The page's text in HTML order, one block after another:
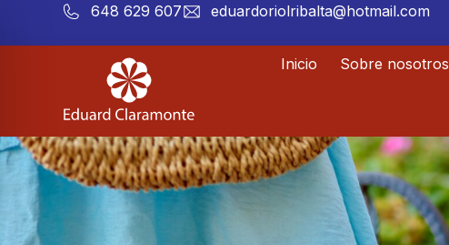
648 629 607 eduardoriolribalta@hotmail.com
Inicio Sobre nosotros